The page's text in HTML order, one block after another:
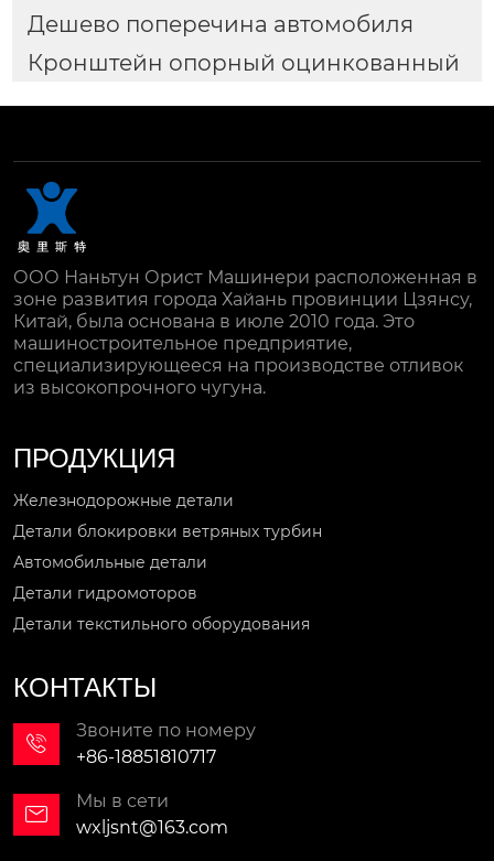
Дешево поперечина автомобиля
Кронштейн опорный оцинкованный
ООО Наньтун Орист Машинери расположенная в
зоне развития города Хайань провинции Цзянсу,
Китай, была основана в июле 2010 года. Это
машиностроительное предприятие,
специализирующееся на производстве отливок
из высокопрочного чугуна.
ПРОДУКЦИЯ
Железнодорожные детали
Детали блокировки ветряных турбин
Автомобильные детали
Детали гидромоторов
Детали текстильного оборудования
КОНТАКТЫ

Звоните по номеру
+86-18851810717

Мы в сети
wxljsnt@163.com